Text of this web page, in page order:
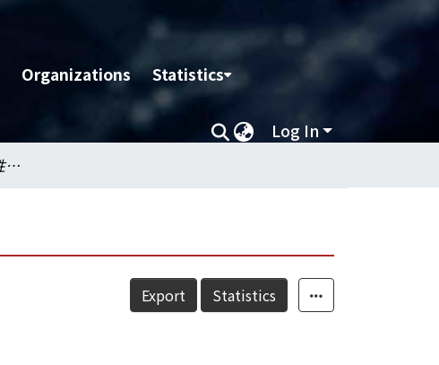
Organizations Statistics
Log In
鎖相迴路之強健與非線性設計
Export Statistics